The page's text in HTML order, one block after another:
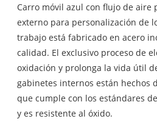
Carro móvil azul con flujo de aire
externo para personalización de
trabajo está fabricado en acero
calidad. El exclusivo proceso de
oxidación y prolonga la vida útil
gabinetes internos están hechos
que cumple con los estándares
y es resistente al óxido.